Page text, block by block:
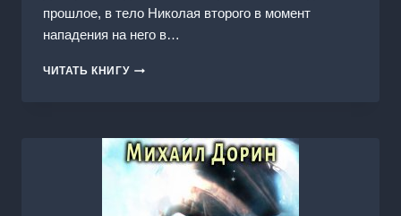
прошлое, в тело Николая второго в момент
нападения на него в…
ЧИТАТЬ КНИГУНИКОЛАЙ
КНИГА
ЧЕТВЁРТАЯ.